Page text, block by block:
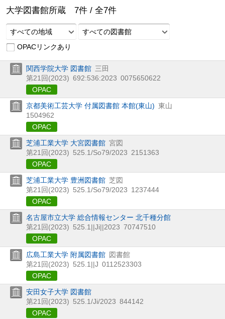
大学図書館所蔵 7件 / 全7件
すべての地域
すべての図書館
OPACリンクあり
関西学院大学 図書館 三田
第21回(2023) 692:536:2023 0075650622
OPAC
京都美術工芸大学 付属図書館 本館(東山) 東山
1504962
OPAC
芝浦工業大学 大宮図書館 宮図
第21回(2023) 525.1/So79/2023 2151363
OPAC
芝浦工業大学 豊洲図書館 芝図
第21回(2023) 525.1/So79/2023 1237444
OPAC
名古屋市立大学 総合情報センター 北千種分館
第21回(2023) 525.1||Ji||2023 70747510
OPAC
広島工業大学 附属図書館 図書館
第21回(2023) 525.1||J 0112523303
OPAC
安田女子大学 図書館
第21回(2023) 525.1/Ji/2023 844142
OPAC